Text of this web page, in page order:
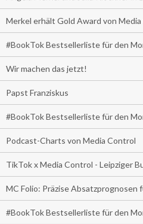
Merkel erhält Gold Award von
#BookTok Bestsellerliste für den
Wir machen das jetzt!
Papst Franziskus
#BookTok Bestsellerliste für den
Podcast-Charts von Media Control
TikTok x Media Control - Leipziger
MC Folio: Präzise Absatzprognosen
#BookTok Bestsellerliste für den